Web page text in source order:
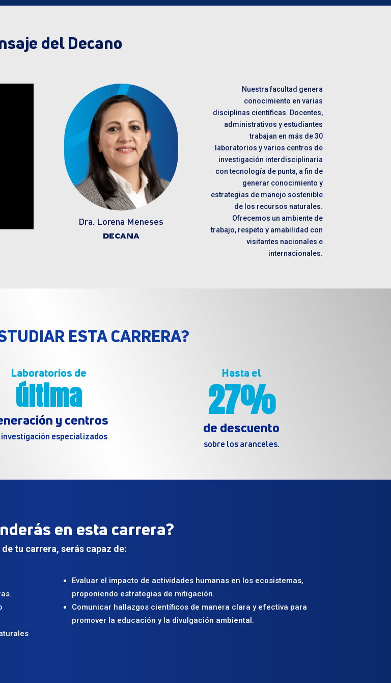
del Decano
Dra. Lorena Meneses
DECANA
Nuestra facultad genera
conocimiento en varias
disciplinas científicas. Docentes,
administrativos y estudiantes
trabajan en más de 30
laboratorios y varios centros de
investigación interdisciplinaria
con tecnología de punta, a fin de
generar conocimiento y
estrategias de manejo sostenible
de los recursos naturales.
Ofrecemos un ambiente de
trabajo, respeto y amabilidad con
visitantes nacionales e
internacionales.
ESTA CARRERA?
Laboratorios de
última
y centros
investigación especializados
Hasta el
27%
de descuento
sobre los aranceles.
en esta carrera?
tu carrera, serás capaz de:
Evaluar el impacto de actividades humanas en los ecosistemas,
proponiendo estrategias de mitigación.
Comunicar hallazgos científicos de manera clara y efectiva para
promover la educación y la divulgación ambiental.